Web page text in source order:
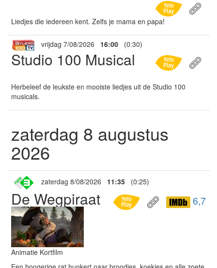
Liedjes die iedereen kent. Zelfs je mama en papa!
vrijdag 7/08/2026 16:00 (0:30)
Studio 100 Musical
Herbeleef de leukste en mooiste liedjes uit de Studio 100
musicals.
zaterdag 8 augustus
2026
zaterdag 8/08/2026 11:35 (0:25)
De Wegpiraat 6,7
Animatie Kortfilm